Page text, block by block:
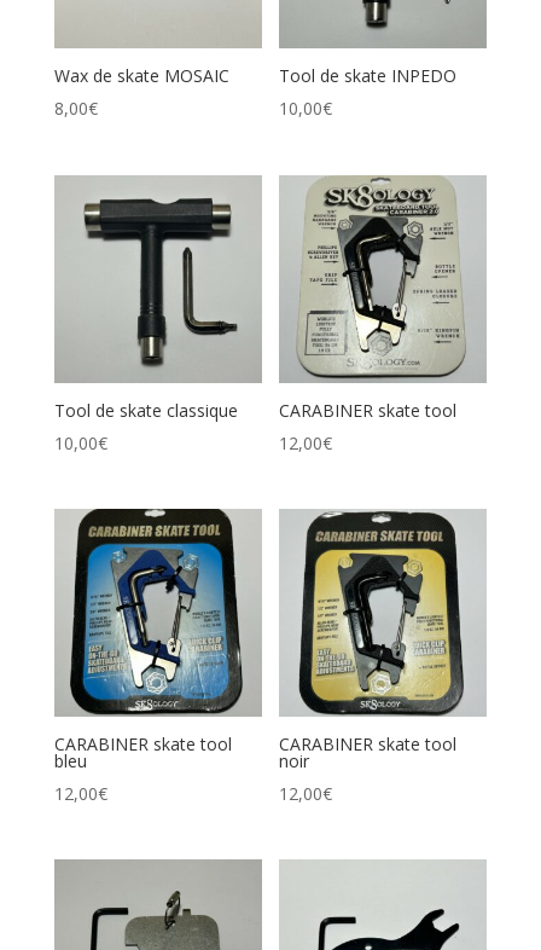
Wax de skate MOSAIC
8,00€
Tool de skate INPEDO
10,00€
Tool de skate classique
10,00€
CARABINER skate tool
12,00€
CARABINER skate tool
bleu
12,00€
CARABINER skate tool
noir
12,00€